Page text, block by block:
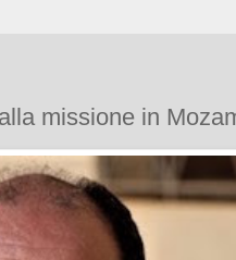
missione in